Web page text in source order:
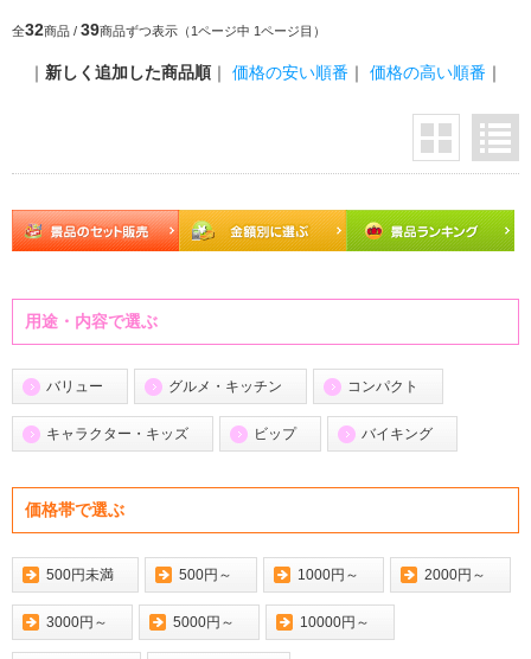
全32商品 / 39商品ずつ表示（1ページ中 1ページ目）
｜ 新しく追加した商品順 ｜ 価格の安い順番 ｜ 価格の高い順番 ｜
用途・内容で選ぶ
バリュー グルメ・キッチン コンパクト
キャラクター・キッズ ビップ バイキング
価格帯で選ぶ
500円未満 500円～ 1000円～ 2000円～
3000円～ 5000円～ 10000円～